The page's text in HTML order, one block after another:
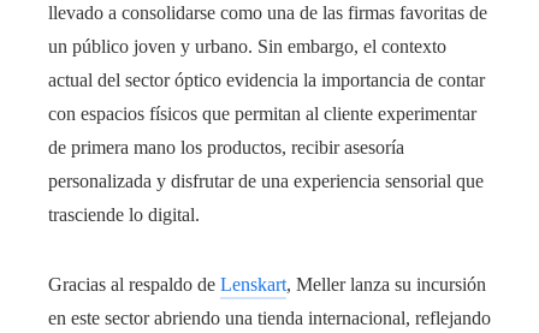
llevado a consolidarse como una de las firmas favoritas de
un público joven y urbano. Sin embargo, el contexto
actual del sector óptico evidencia la importancia de contar
con espacios físicos que permitan al cliente experimentar
de primera mano los productos, recibir asesoría
personalizada y disfrutar de una experiencia sensorial que
trasciende lo digital.
Gracias al respaldo de Lenskart, Meller lanza su incursión
en este sector abriendo una tienda internacional, reflejando